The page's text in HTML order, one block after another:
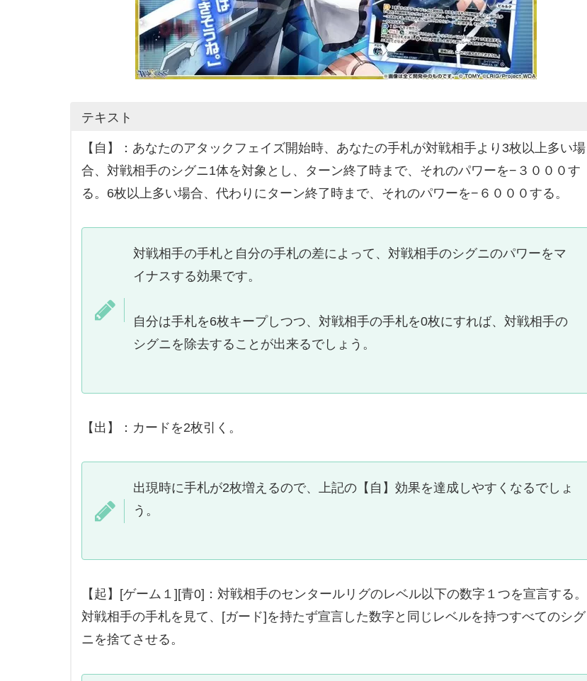
テキスト
【自】：あなたのアタックフェイズ開始時、あなたの手札が対戦相手より3枚以上多い場
合、対戦相手のシグニ1体を対象とし、ターン終了時まで、それのパワーを−３０００す
る。6枚以上多い場合、代わりにターン終了時まで、それのパワーを−６０００する。
対戦相手の手札と自分の手札の差によって、対戦相手のシグニのパワーをマ
イナスする効果です。
自分は手札を6枚キープしつつ、対戦相手の手札を0枚にすれば、対戦相手の
シグニを除去することが出来るでしょう。
【出】：カードを2枚引く。
出現時に手札が2枚増えるので、上記の【自】効果を達成しやすくなるでしょ
う。
【起】[ゲーム１][青0]：対戦相手のセンタールリグのレベル以下の数字１つを宣言する。
対戦相手の手札を見て、[ガード]を持たず宣言した数字と同じレベルを持つすべてのシグ
ニを捨てさせる。